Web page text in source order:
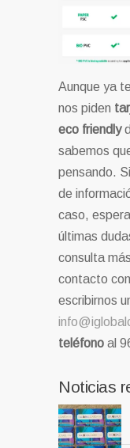
Aunque ya
nos piden
eco friendly
sabemos
pensando.
de
caso,
últimas
consulta
contacto
escribirnos
teléfono al
Noticias